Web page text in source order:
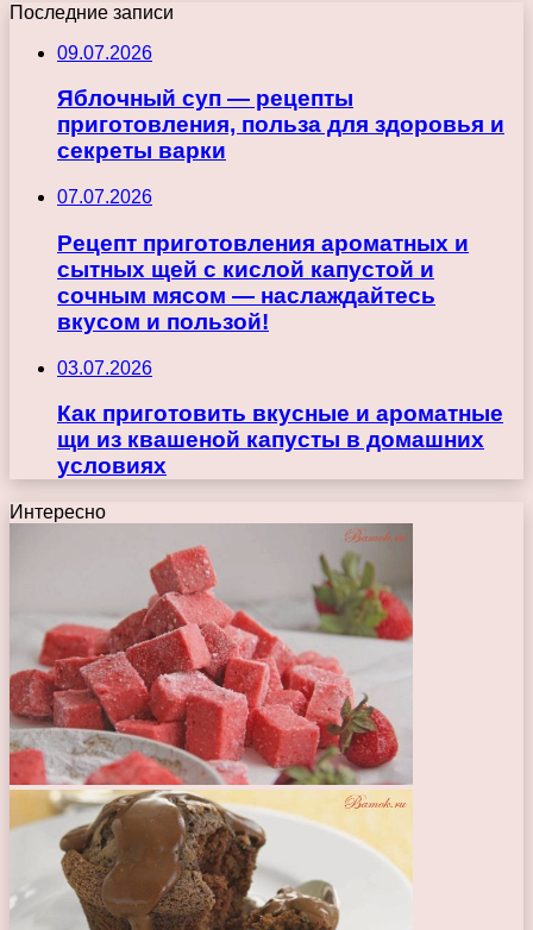
Последние записи
09.07.2026
Яблочный суп — рецепты
приготовления, польза для здоровья и
секреты варки
07.07.2026
Рецепт приготовления ароматных и
сытных щей с кислой капустой и
сочным мясом — наслаждайтесь
вкусом и пользой!
03.07.2026
Как приготовить вкусные и ароматные
щи из квашеной капусты в домашних
условиях
Интересно